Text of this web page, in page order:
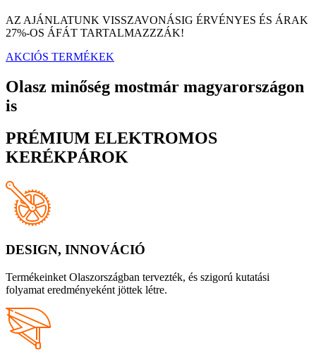
AZ AJÁNLATUNK VISSZAVONÁSIG ÉRVÉNYES ÉS ÁRAK
27%-OS ÁFÁT TARTALMAZZZÁK!
AKCIÓS TERMÉKEK
Olasz minőség mostmár magyarországon
is
PRÉMIUM ELEKTROMOS
KERÉKPÁROK
DESIGN, INNOVÁCIÓ
Termékeinket Olaszországban tervezték, és szigorú kutatási
folyamat eredményeként jöttek létre.